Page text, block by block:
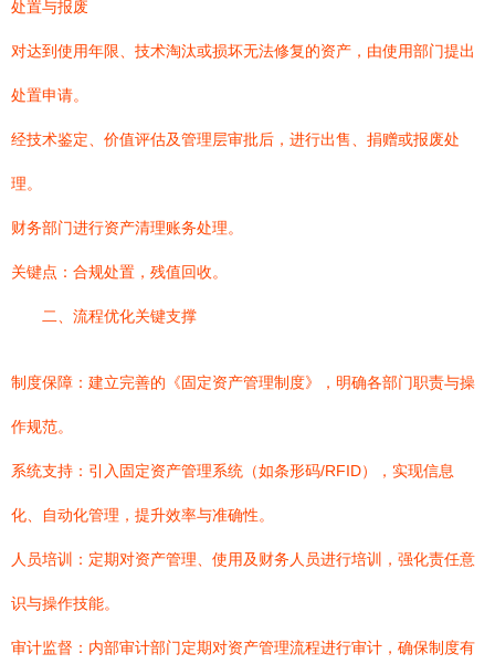
处置与报废
对达到使用年限、技术淘汰或损坏无法修复的资产，由使用部门提出
处置申请。
经技术鉴定、价值评估及管理层审批后，进行出售、捐赠或报废处
理。
财务部门进行资产清理账务处理。
关键点：合规处置，残值回收。
二、流程优化关键支撑
制度保障：建立完善的《固定资产管理制度》，明确各部门职责与操
作规范。
系统支持：引入固定资产管理系统（如条形码/RFID），实现信息
化、自动化管理，提升效率与准确性。
人员培训：定期对资产管理、使用及财务人员进行培训，强化责任意
识与操作技能。
审计监督：内部审计部门定期对资产管理流程进行审计，确保制度有